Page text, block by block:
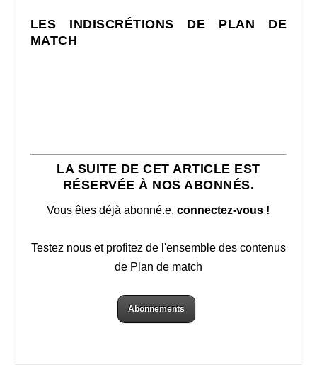
LES INDISCRÉTIONS DE PLAN DE
MATCH
LA SUITE DE CET ARTICLE EST
RÉSERVÉE À NOS ABONNÉS.
Vous êtes déjà abonné.e,connectez-vous !
Testez nous et profitez de l'ensemble des contenus
de Plan de match
Abonnements